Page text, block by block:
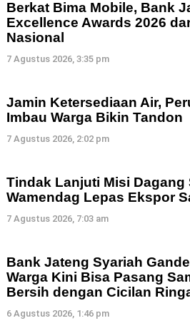
Berkat Bima Mobile, Bank
Excellence Awards 2026
Nasional
7 Agustus 2026, 3:35 pm
Jamin Ketersediaan Air,
Imbau Warga Bikin Tandon
7 Agustus 2026, 2:02 pm
Tindak Lanjuti Misi Dagang
Wamendag Lepas Ekspor
7 Agustus 2026, 7:03 am
Bank Jateng Syariah
Warga Kini Bisa Pasang
Bersih dengan Cicilan
6 Agustus 2026, 1:46 pm